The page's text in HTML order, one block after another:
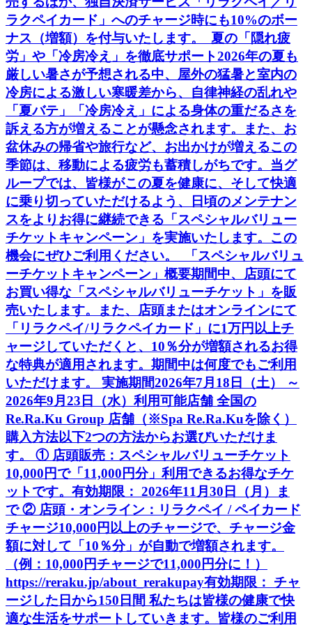
ラクペイカード」へのチャージ時にも10%のボー
ナス（増額）を付与いたします。 夏の「隠れ疲
労」や「冷房冷え」を徹底サポート2026年の夏も
厳しい暑さが予想される中、屋外の猛暑と室内の
冷房による激しい寒暖差から、自律神経の乱れや
「夏バテ」「冷房冷え」による身体の重だるさを
訴える方が増えることが懸念されます。また、お
盆休みの帰省や旅行など、お出かけが増えるこの
季節は、移動による疲労も蓄積しがちです。当グ
ループでは、皆様がこの夏を健康に、そして快適
に乗り切っていただけるよう、日頃のメンテナン
スをよりお得に継続できる「スペシャルバリュー
チケットキャンペーン」を実施いたします。この
機会にぜひご利用ください。 「スペシャルバリュ
ーチケットキャンペーン」概要期間中、店頭にて
お買い得な「スペシャルバリューチケット」を販
売いたします。また、店頭またはオンラインにて
「リラクペイ/リラクペイカード」に1万円以上チ
ャージしていただくと、10％分が増額されるお得
な特典が適用されます。期間中は何度でもご利用
いただけます。 実施期間2026年7月18日（土） ～
2026年9月23日（水）利用可能店舗 全国の
Re.Ra.Ku Group 店舗（※Spa Re.Ra.Kuを除く）
購入方法以下2つの方法からお選びいただけま
す。 ① 店頭販売：スペシャルバリューチケット
10,000円で「11,000円分」利用できるお得なチケ
ットです。有効期限： 2026年11月30日（月）ま
で ② 店頭・オンライン：リラクペイ / ペイカード
チャージ10,000円以上のチャージで、チャージ金
額に対して「10％分」が自動で増額されます。
（例：10,000円チャージで11,000円分に！）
https://reraku.jp/about_rerakupay有効期限： チャ
ージした日から150日間 私たちは皆様の健康で快
適な生活をサポートしていきます。皆様のご利用